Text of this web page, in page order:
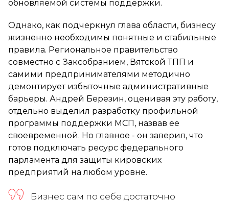
обновляемой системы поддержки.
Однако, как подчеркнул глава области, бизнесу
жизненно необходимы понятные и стабильные
правила. Региональное правительство
совместно с Заксобранием, Вятской ТПП и
самими предпринимателями методично
демонтирует избыточные административные
барьеры. Андрей Березин, оценивая эту работу,
отдельно выделил разработку профильной
программы поддержки МСП, назвав ее
своевременной. Но главное - он заверил, что
готов подключать ресурс федерального
парламента для защиты кировских
предприятий на любом уровне.
Бизнес сам по себе достаточно